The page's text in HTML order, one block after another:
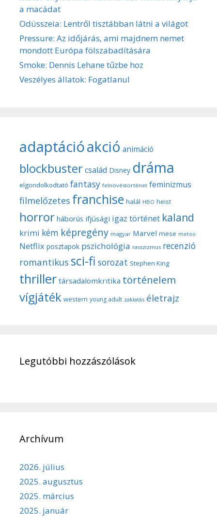
a macádat
Odüsszeia: Lentről tisztábban látni a világot
Pressure: Az időjárás, ami majdnem nemet
mondott Európa fölszabadítására
Smoke: Dennis Lehane tűzbe hoz
Veszélyes állatok: Fogatlanul
adaptációakció animáció
blockbustercsalád Disney dráma
elgondolkodtató fantasy felnövéstörténet feminizmus
filmelőzetes franchise halál HBO heist
horror háborús ifjúsági igaz történet kaland
krimi kém képregény magyar Marvel mese metoo
Netflix posztapok pszichológia rasszizmus recenzió
romantikus sci-fi sorozat Stephen King
thriller társadalomkritika történelem
vígjáték western young adult zaklatás életrajz
Legutóbbi hozzászólások
Archívum
2026. július
2025. augusztus
2025. március
2025. január